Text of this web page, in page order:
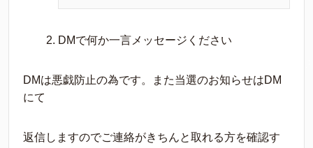
DMで何か一言メッセージください
DMは悪戯防止の為です。また当選のお知らせはDM
にて
返信しますのでご連絡がきちんと取れる方を確認す